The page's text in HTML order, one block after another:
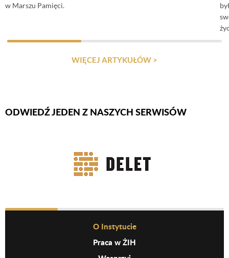
w Marszu Pamięci.
WIĘCEJ ARTYKUŁÓW >
Firmy Rotator
ODWIEDŹ JEDEN Z NASZYCH SERWISÓW
Before Footer MenuO Instytucie
Praca w ŻIH